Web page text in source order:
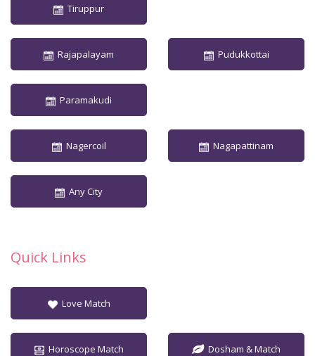
Tiruppur
Rajapalayam Pudukkottai
Paramakudi
Nagercoil Nagapattinam
Any City
Quick Links
Love Match
Horoscope Match Dosham & Match